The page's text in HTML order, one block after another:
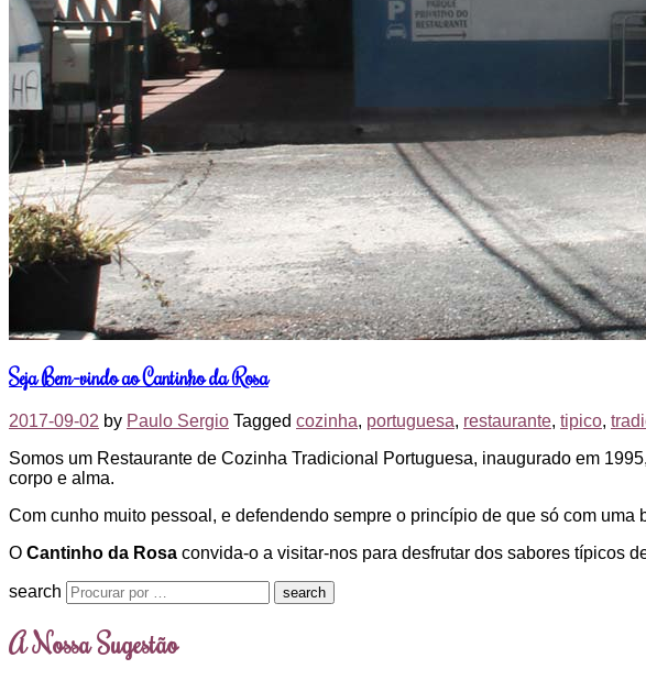
Seja Bem-vindo ao Cantinho da Rosa
2017-09-02 by Paulo Sergio Tagged cozinha, portuguesa, restaurante, tipico,
Somos um Restaurante de Cozinha Tradicional Portuguesa, inaugurado em
corpo e alma.
Com cunho muito pessoal, e defendendo sempre o princípio de que só com
O Cantinho da Rosa convida-o a visitar-nos para desfrutar dos sabores típicos
search
A Nossa Sugestão